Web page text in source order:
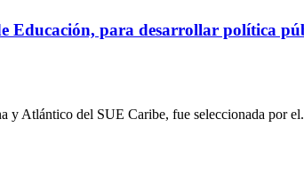
para desarrollar política
y Atlántico del SUE Caribe, fue seleccionada por